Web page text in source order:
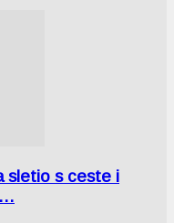
sletio s ceste i